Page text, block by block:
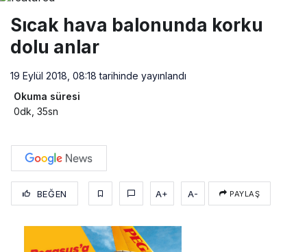
Sıcak hava balonunda korku
dolu anlar
19 Eylül 2018, 08:18 tarihinde yayınlandı
Okuma süresi
0dk, 35sn
BEĞEN A+ A- PAYLAŞ